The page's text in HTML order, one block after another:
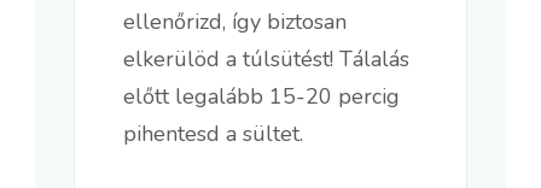
ellenőrizd, így biztosan
elkerülöd a túlsütést! Tálalás
előtt legalább 15-20 percig
pihentesd a sültet.